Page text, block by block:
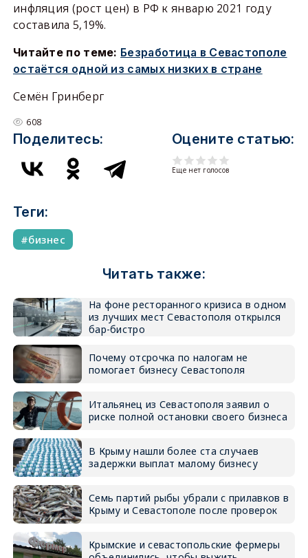
инфляция (рост цен) в РФ к январю 2021 году
составила 5,19%.
Читайте по теме: Безработица в Севастополе
остаётся одной из самых низких в стране
Семён Гринберг
608
Поделитесь: Оцените статью:
Еще нет голосов
Теги:
бизнес
Читать также:
На фоне ресторанного кризиса в одном
из лучших мест Севастополя открылся
бар-бистро
Почему отсрочка по налогам не
помогает бизнесу Севастополя
Итальянец из Севастополя заявил о
риске полной остановки своего бизнеса
В Крыму нашли более ста случаев
задержки выплат малому бизнесу
Семь партий рыбы убрали с прилавков в
Крыму и Севастополе после проверок
Крымские и севастопольские фермеры